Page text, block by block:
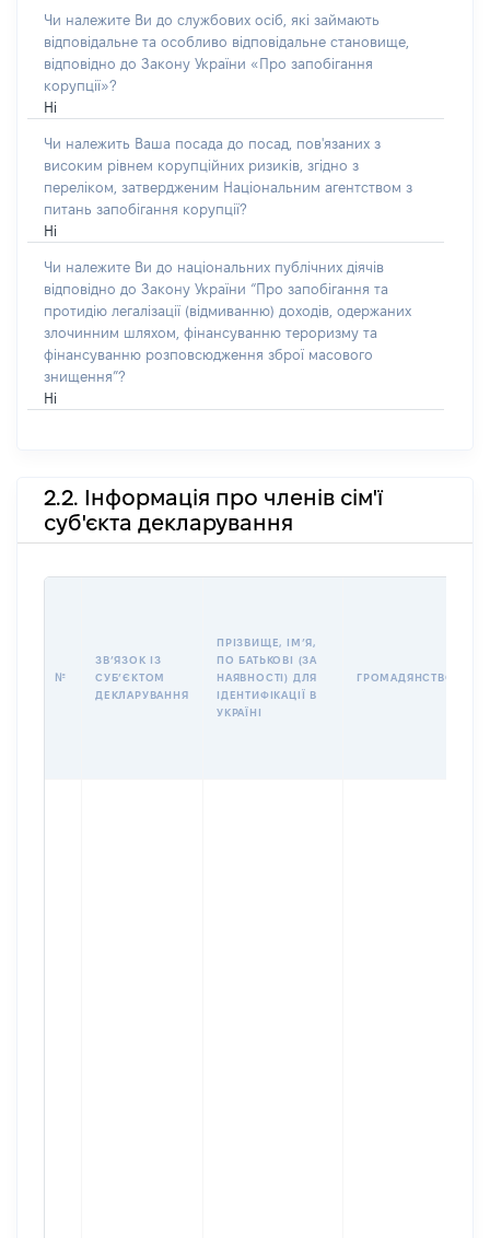
Чи належите Ви до службових осіб, які займають
відповідальне та особливо відповідальне становище,
відповідно до Закону України «Про запобігання
корупції»?
Ні
Чи належить Ваша посада до посад, пов'язаних з
високим рівнем корупційних ризиків, згідно з
переліком, затвердженим Національним агентством з
питань запобігання корупції?
Ні
Чи належите Ви до національних публічних діячів
відповідно до Закону України “Про запобігання та
протидію легалізації (відмиванню) доходів, одержаних
злочинним шляхом, фінансуванню тероризму та
фінансуванню розповсюдження зброї масового
знищення”?
Ні
2.2. Інформація про членів сім'ї
суб'єкта декларування
№
ЗВʼЯЗОК ІЗ
СУБʼЄКТОМ
ДЕКЛАРУВАННЯ
ПРІЗВИЩЕ, ІМʼЯ,
ПО БАТЬКОВІ (ЗА
НАЯВНОСТІ) ДЛЯ
ІДЕНТИФІКАЦІЇ В
УКРАЇНІ
ГРОМАДЯНСТВО